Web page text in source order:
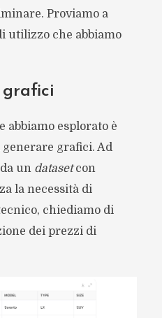
Proviamo a
utilizzo che abbiamo
grafici
abbiamo esplorato è
grafici. Ad
un datasetcon
la necessità di
chiediamo di
dei prezzi di